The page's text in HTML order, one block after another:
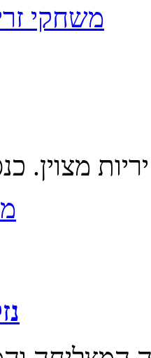
משחקי